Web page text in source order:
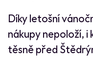
Díky letošní
nákupy nepoloží,
těsně před